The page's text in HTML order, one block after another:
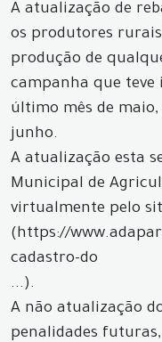
A atualização de
os produtores
produção de
campanha que
último mês de
junho.
A atualização esta
Municipal de
virtualmente pelo
(https://
cadastro-do
...).
A não atualização
penalidades